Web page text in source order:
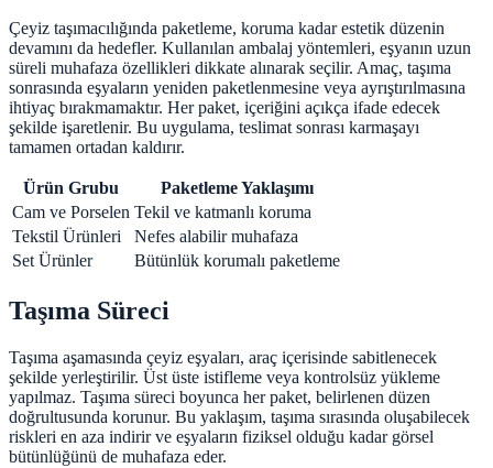
Çeyiz taşımacılığında paketleme, koruma kadar estetik düzenin
devamını da hedefler. Kullanılan ambalaj yöntemleri, eşyanın uzun
süreli muhafaza özellikleri dikkate alınarak seçilir. Amaç, taşıma
sonrasında eşyaların yeniden paketlenmesine veya ayrıştırılmasına
ihtiyaç bırakmamaktır. Her paket, içeriğini açıkça ifade edecek
şekilde işaretlenir. Bu uygulama, teslimat sonrası karmaşayı
tamamen ortadan kaldırır.
Ürün Grubu
Paketleme Yaklaşımı
Cam ve Porselen Tekil ve katmanlı koruma
Tekstil Ürünleri
Nefes alabilir muhafaza
Set Ürünler
Bütünlük korumalı paketleme
Taşıma Süreci
Taşıma aşamasında çeyiz eşyaları, araç içerisinde sabitlenecek
şekilde yerleştirilir. Üst üste istifleme veya kontrolsüz yükleme
yapılmaz. Taşıma süreci boyunca her paket, belirlenen düzen
doğrultusunda korunur. Bu yaklaşım, taşıma sırasında oluşabilecek
riskleri en aza indirir ve eşyaların fiziksel olduğu kadar görsel
bütünlüğünü de muhafaza eder.